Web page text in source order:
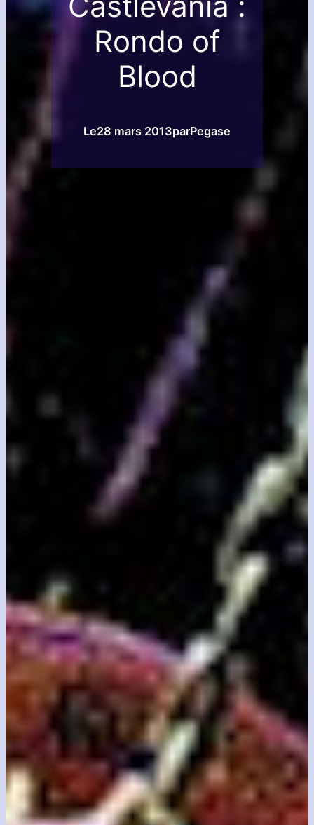
Rondo of
Blood
Le28 mars 2013parPegase